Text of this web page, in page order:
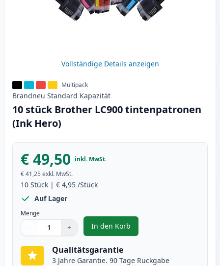
Vollständige Details anzeigen
Multipack
Brandneu Standard Kapazität
10 stück Brother LC900 tintenpatronen
(Ink Hero)
€ 49,50 inkl. MwSt.
€ 41,25 exkl. MwSt.
10 Stück | € 4,95 /Stück
Auf Lager
Menge
Verwenden Sie die Tasten, um anzupassen
− +
1
In den Korb
, 10 stück Brother LC900
Qualitätsgarantie
3 Jahre Garantie. 90 Tage Rückgabe